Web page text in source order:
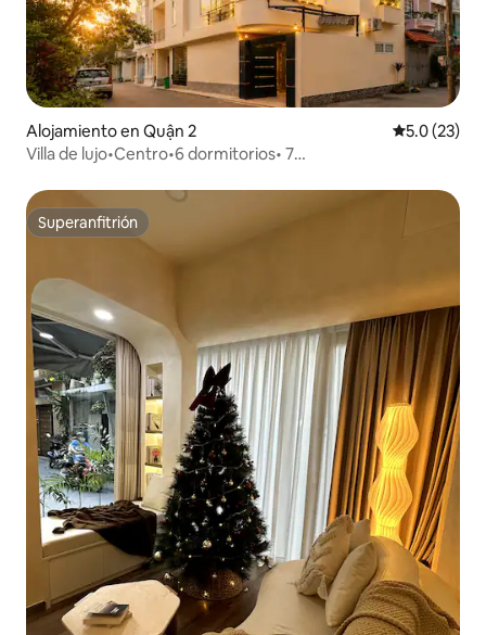
Alojamiento en Quận 2 Calificación
5.0 (23)
Villa de lujo•Centro•6 dormitorios• 7
Superanfitrión
Superanfitrión